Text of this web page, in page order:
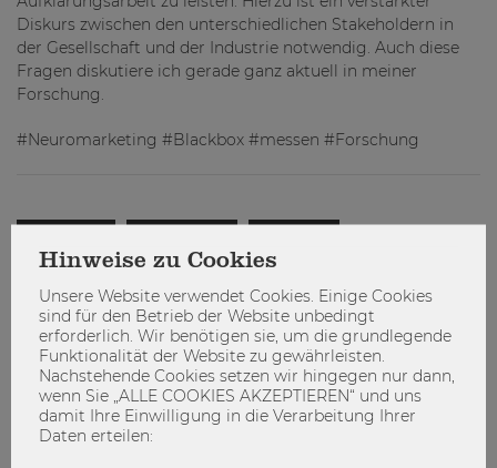
Diskurs zwischen den unterschiedlichen Stakeholdern in
der Gesellschaft und der Industrie notwendig. Auch diese
Fragen diskutiere ich gerade ganz aktuell in meiner
Forschung.
#Neuromarketing #Blackbox #messen #Forschung
Neuromarketing
Hinweise zu Cookies
Unsere Website verwendet Cookies. Einige Cookies
sind für den Betrieb der Website unbedingt
erforderlich. Wir benötigen sie, um die grundlegende
Funktionalität der Website zu gewährleisten.
Nachstehende Cookies setzen wir hingegen nur dann,
wenn Sie „ALLE COOKIES AKZEPTIEREN“ und uns
damit Ihre Einwilligung in die Verarbeitung Ihrer
Daten erteilen: